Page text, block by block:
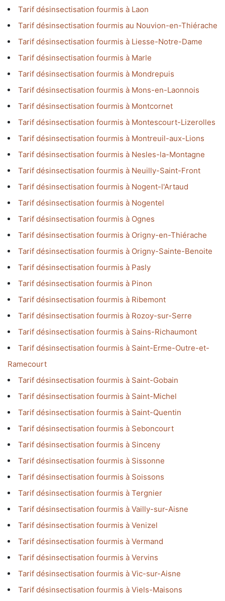
Tarif désinsectisation fourmis à Laon
Tarif désinsectisation fourmis au Nouvion-en-Thiérache
Tarif désinsectisation fourmis à Liesse-Notre-Dame
Tarif désinsectisation fourmis à Marle
Tarif désinsectisation fourmis à Mondrepuis
Tarif désinsectisation fourmis à Mons-en-Laonnois
Tarif désinsectisation fourmis à Montcornet
Tarif désinsectisation fourmis à Montescourt-Lizerolles
Tarif désinsectisation fourmis à Montreuil-aux-Lions
Tarif désinsectisation fourmis à Nesles-la-Montagne
Tarif désinsectisation fourmis à Neuilly-Saint-Front
Tarif désinsectisation fourmis à Nogent-l'Artaud
Tarif désinsectisation fourmis à Nogentel
Tarif désinsectisation fourmis à Ognes
Tarif désinsectisation fourmis à Origny-en-Thiérache
Tarif désinsectisation fourmis à Origny-Sainte-Benoite
Tarif désinsectisation fourmis à Pasly
Tarif désinsectisation fourmis à Pinon
Tarif désinsectisation fourmis à Ribemont
Tarif désinsectisation fourmis à Rozoy-sur-Serre
Tarif désinsectisation fourmis à Sains-Richaumont
Tarif désinsectisation fourmis à Saint-Erme-Outre-et-
Ramecourt
Tarif désinsectisation fourmis à Saint-Gobain
Tarif désinsectisation fourmis à Saint-Michel
Tarif désinsectisation fourmis à Saint-Quentin
Tarif désinsectisation fourmis à Seboncourt
Tarif désinsectisation fourmis à Sinceny
Tarif désinsectisation fourmis à Sissonne
Tarif désinsectisation fourmis à Soissons
Tarif désinsectisation fourmis à Tergnier
Tarif désinsectisation fourmis à Vailly-sur-Aisne
Tarif désinsectisation fourmis à Venizel
Tarif désinsectisation fourmis à Vermand
Tarif désinsectisation fourmis à Vervins
Tarif désinsectisation fourmis à Vic-sur-Aisne
Tarif désinsectisation fourmis à Viels-Maisons